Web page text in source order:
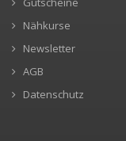
Nähkurse
Newsletter
AGB
Datenschutz